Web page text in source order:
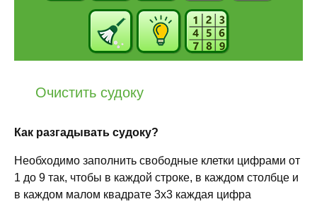
Очистить судоку
Как разгадывать судоку?
Необходимо заполнить свободные клетки цифрами от
1 до 9 так, чтобы в каждой строке, в каждом столбце и
в каждом малом квадрате 3x3 каждая цифра